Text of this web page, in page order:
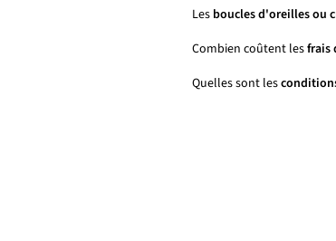
Les boucles d'oreilles ou
Combien coûtent lesfrais
Quelles sont les